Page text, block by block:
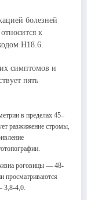
болезней
к
H18.6.
симптомов и
пять
в пределах 45–
разжижение стромы,
роговицы — 48-
просматриваются
3,8-4,0.